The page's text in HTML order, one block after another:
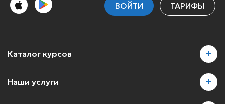
ВОЙТИ ТАРИФЫ
Каталог курсов
Наши услуги